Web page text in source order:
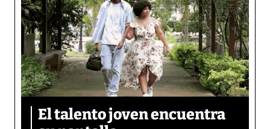
El talento joven encuentra